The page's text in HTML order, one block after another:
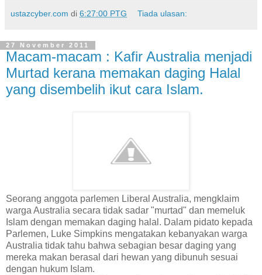
ustazcyber.com di 6:27:00 PTG Tiada ulasan:
27 November 2011
Macam-macam : Kafir Australia menjadi
Murtad kerana memakan daging Halal
yang disembelih ikut cara Islam.
Seorang anggota parlemen Liberal Australia, mengklaim
warga Australia secara tidak sadar "murtad" dan memeluk
Islam dengan memakan daging halal. Dalam pidato kepada
Parlemen, Luke Simpkins mengatakan kebanyakan warga
Australia tidak tahu bahwa sebagian besar daging yang
mereka makan berasal dari hewan yang dibunuh sesuai
dengan hukum Islam.